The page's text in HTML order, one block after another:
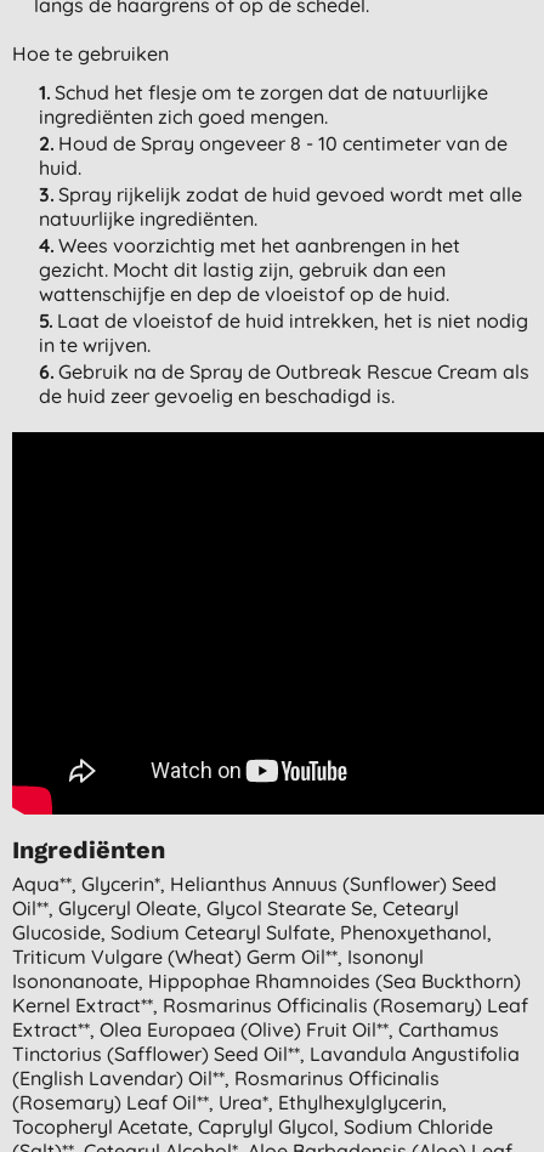
Hoe te gebruiken
Schud het flesje om te zorgen dat de natuurlijke
ingrediënten zich goed mengen.
Houd de Spray ongeveer 8 - 10 centimeter van de
huid.
Spray rijkelijk zodat de huid gevoed wordt met alle
natuurlijke ingrediënten.
Wees voorzichtig met het aanbrengen in het
gezicht. Mocht dit lastig zijn, gebruik dan een
wattenschijfje en dep de vloeistof op de huid.
Laat de vloeistof de huid intrekken, het is niet nodig
in te wrijven.
Gebruik na de Spray de Outbreak Rescue Cream als
de huid zeer gevoelig en beschadigd is.
Ingrediënten
Aqua**, Glycerin*, Helianthus Annuus (sunflower) Seed
Oil**, Glyceryl Oleate, Glycol Stearate Se, Cetearyl
Glucoside, Sodium Cetearyl Sulfate, Phenoxyethanol,
Triticum Vulgare (wheat) Germ Oil**, Isononyl
Isononanoate, Hippophae Rhamnoides (sea Buckthorn)
Kernel Extract**, Rosmarinus Officinalis (rosemary) Leaf
Extract**, Olea Europaea (olive) Fruit Oil**, Carthamus
Tinctorius (safflower) Seed Oil**, Lavandula Angustifolia
(english Lavendar) Oil**, Rosmarinus Officinalis
(rosemary) Leaf Oil**, Urea*, Ethylhexylglycerin,
Tocopheryl Acetate, Caprylyl Glycol, Sodium Chloride